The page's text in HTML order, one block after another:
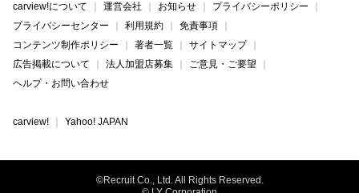
carview!について 運営会社 お知らせ
プライバシーポリシー
プライバシーセンター
利用規約
免責事項
コンテンツ制作ポリシー
著者一覧
サイトマップ
広告掲載について
法人加盟店募集
ご意見・ご要望
ヘルプ・お問い合わせ
carview! Yahoo! JAPAN
©Recruit Co., Ltd. All Rights Reserved.